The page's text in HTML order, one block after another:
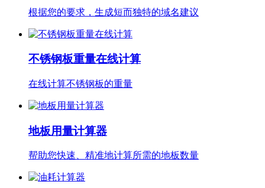
根据您的要求，生成短而独特的域名建议
不锈钢板重量在线计算
在线计算不锈钢板的重量
地板用量计算器
帮助您快速、精准地计算所需的地板数量